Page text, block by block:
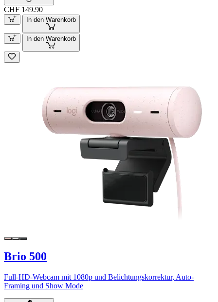
CHF 149.90
In den Warenkorb
In den Warenkorb
Brio 500
Full-HD-Webcam mit 1080p und Belichtungskorrektur, Auto-
Framing und Show Mode